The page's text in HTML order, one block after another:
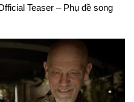
Teaser – Phụ đề song